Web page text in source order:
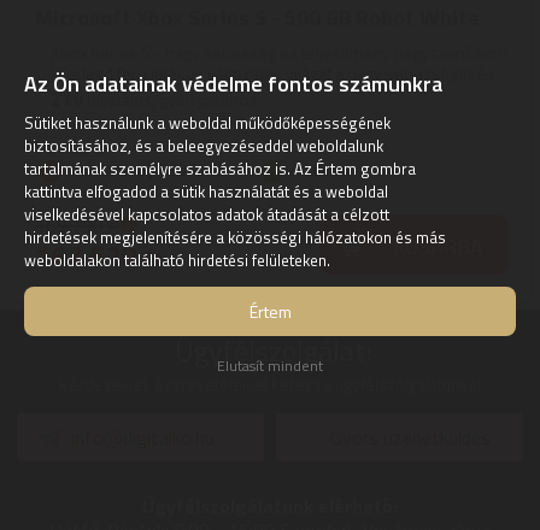
| Fedezd fel a játékok változatos világát a nagy sebességet és ...
2ÉV hivatalos, gyári garancia
Szállítási díj: 990 Ft-tól raktáron
169.790Ft
167.520Ft KOSÁRBA
Ügyfélszolgálat:
Az Ön adatainak védelme fontos számunkra
Sütiket használunk a weboldal működőképességének
biztosításához, és a beleegyezéseddel weboldalunk
tartalmának személyre szabásához is. Az Értem gombra
kattintva elfogadod a sütik használatát és a weboldal
viselkedésével kapcsolatos adatok átadását a célzott
hirdetések megjelenítésére a közösségi hálózatokon és más
weboldalakon található hirdetési felületeken.
Értem
Elutasít mindent